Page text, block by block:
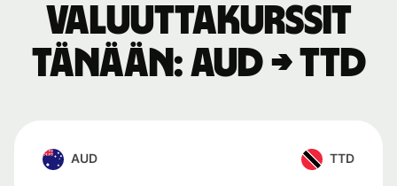
Valuuttakurssit
tänään: AUD → TTD
AUD TTD